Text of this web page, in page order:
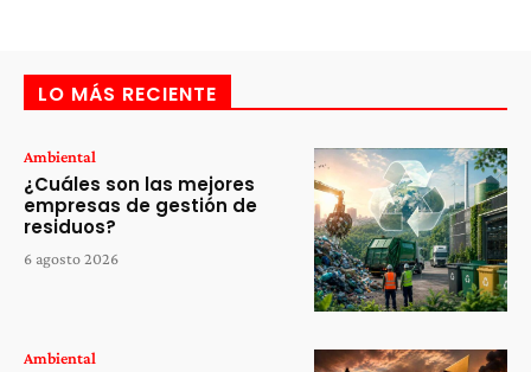
LO MÁS RECIENTE
Ambiental
¿Cuáles son las mejores
empresas de gestión de
residuos?
6 agosto 2026
Ambiental